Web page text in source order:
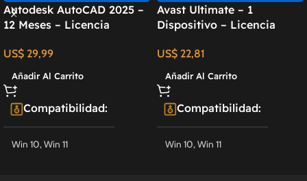
Autodesk AutoCAD 2025 –
12 Meses – Licencia
US$ 29,99
Añadir Al Carrito
Compatibilidad
Win 10, Win 11
Avast Ultimate – 1
Dispositivo – Licencia
US$ 22,81
Añadir Al Carrito
Compatibilidad
Win 10, Win 11